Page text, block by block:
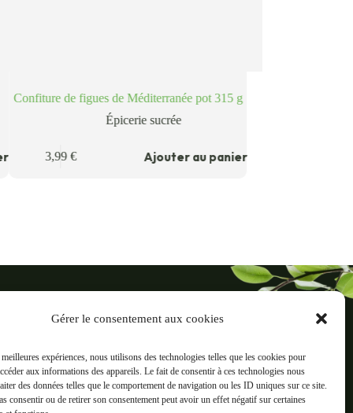
Gérer le consentement aux cookies
expériences, nous utilisons des technologies telles que les cookies pour
aux informations des appareils. Le fait de consentir à ces technologies nous
des données telles que le comportement de navigation ou les ID uniques sur ce site.
consentir ou de retirer son consentement peut avoir un effet négatif sur certaines
Confiture de figues de Méditerranée pot 315 g
Épicerie sucrée
3,99 € Ajouter au panier
38500 Voiron
Informations
Mentions légales
C.G.V